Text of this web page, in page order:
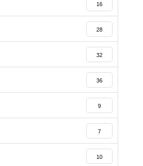
16
28
32
36
9
7
10